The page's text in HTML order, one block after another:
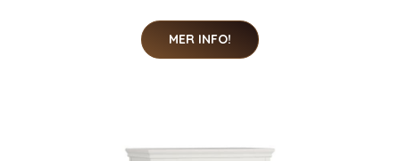
MER INFO!